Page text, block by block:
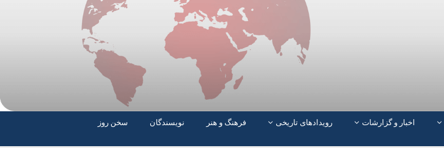
اخبار و گزارشات رویدادهای تاریخی فرهنگ و هنر نویسندگان
سخن روز